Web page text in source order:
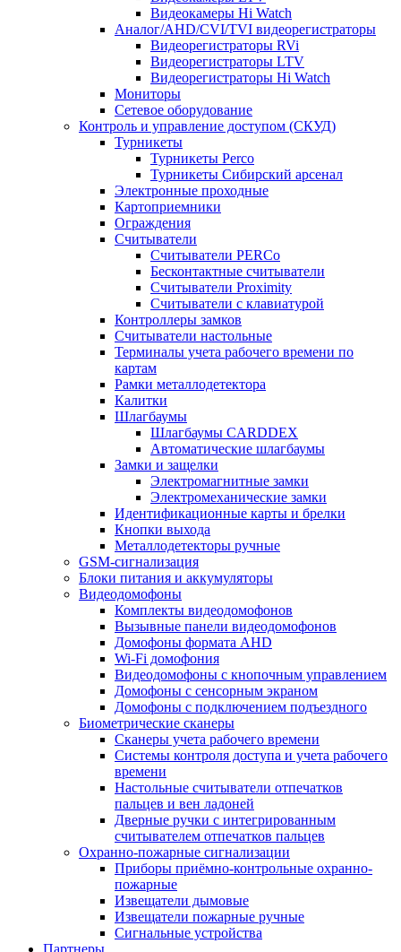
Видеокамеры Hi Watch
Аналог/AHD/CVI/TVI видеорегистраторы
Видеорегистраторы RVi
Видеорегистраторы LTV
Видеорегистраторы Hi Watch
Мониторы
Сетевое оборудование
Контроль и управление доступом (СКУД)
Турникеты
Турникеты Perco
Турникеты Сибирский арсенал
Электронные проходные
Картоприемники
Ограждения
Считыватели
Считыватели PERCo
Бесконтактные считыватели
Считыватели Proximity
Считыватели с клавиатурой
Контроллеры замков
Считыватели настольные
Терминалы учета рабочего времени по
картам
Рамки металлодетектора
Калитки
Шлагбаумы
Шлагбаумы CARDDEX
Автоматические шлагбаумы
Замки и защелки
Электромагнитные замки
Электромеханические замки
Идентификационные карты и брелки
Кнопки выхода
Металлодетекторы ручные
GSM-сигнализация
Блоки питания и аккумуляторы
Видеодомофоны
Комплекты видеодомофонов
Вызывные панели видеодомофонов
Домофоны формата AHD
Wi-Fi домофония
Видеодомофоны с кнопочным управлением
Домофоны с сенсорным экраном
Домофоны с подключением подъездного
Биометрические сканеры
Сканеры учета рабочего времени
Системы контроля доступа и учета рабочего
времени
Настольные считыватели отпечатков
пальцев и вен ладоней
Дверные ручки с интегрированным
считывателем отпечатков пальцев
Охранно-пожарные сигнализации
Приборы приёмно-контрольные охранно-
пожарные
Извещатели дымовые
Извещатели пожарные ручные
Сигнальные устройства
Партнеры